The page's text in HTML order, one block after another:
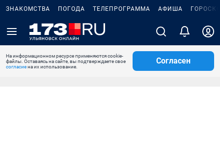
ЗНАКОМСТВА ПОГОДА ТЕЛЕПРОГРАММА АФИША
На информационном ресурсе применяются cookie-
файлы. Оставаясь на сайте, вы подтверждаете свое
согласиена их использование.
Согласен